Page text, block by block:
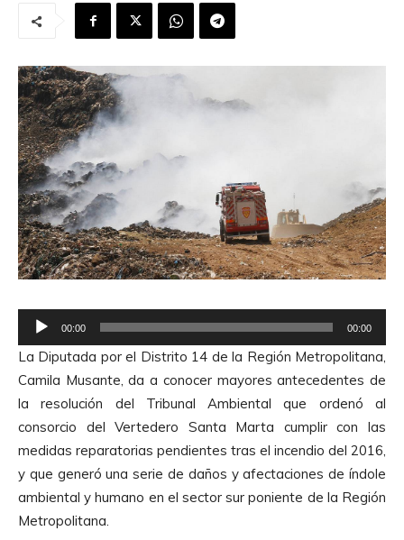
e
p
r
o
d
u
c
t
o
00:00 00:00
La Diputada por el Distrito 14 de la Región Metropolitana,
Camila Musante, da a conocer mayores antecedentes de
la resolución del Tribunal Ambiental que ordenó al
consorcio del Vertedero Santa Marta cumplir con las
medidas reparatorias pendientes tras el incendio del 2016,
y que generó una serie de daños y afectaciones de índole
ambiental y humano en el sector sur poniente de la Región
Metropolitana.